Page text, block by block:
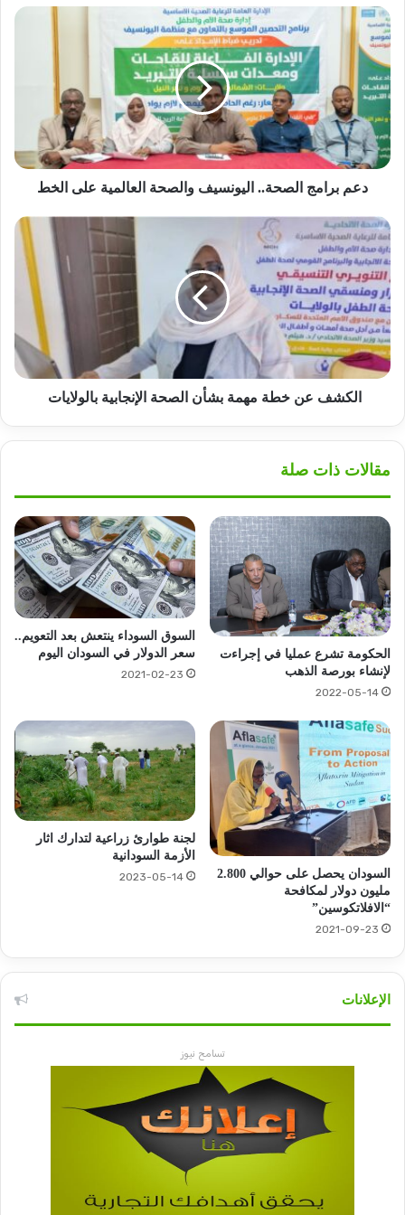
السودانية..تفاصيل!
دعم
برامج
الصحة..
اليونسيف
والصحة
العالمية
على
الخط
دعم برامج الصحة.. اليونسيف والصحة العالمية على الخط
الكشف
عن
خطة
مهمة
بشأن
الصحة
الإنجابية
بالولايات
الكشف عن خطة مهمة بشأن الصحة الإنجابية بالولايات
مقالات ذات صلة
الحكومة تشرع عمليا في إجراءت
لإنشاء بورصة الذهب
2022-05-14
السوق السوداء ينتعش بعد التعويم..
سعر الدولار في السودان اليوم
2021-02-23
السودان يحصل على حوالي 2.800
مليون دولار لمكافحة
“الافلاتكوسين”
2021-09-23
لجنة طوارئ زراعية لتدارك اثار
الأزمة السودانية
2023-05-14
الإعلانات
تسامح نيوز